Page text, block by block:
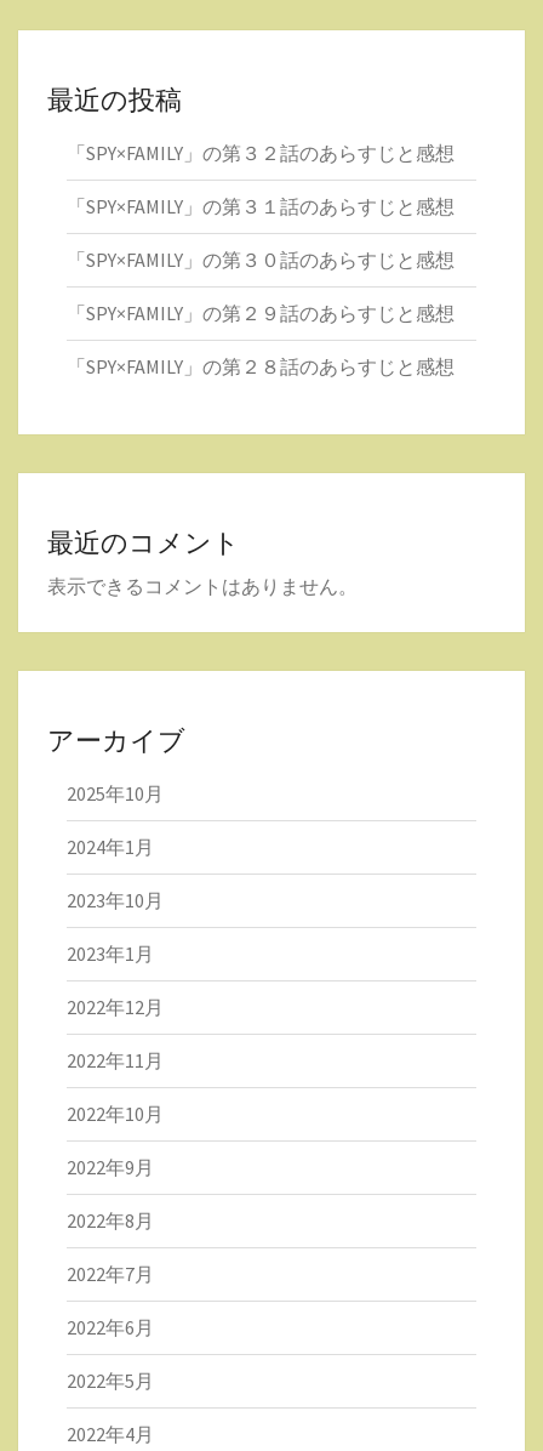
最近の投稿
「SPY×FAMILY」の第３２話のあらすじと感想
「SPY×FAMILY」の第３１話のあらすじと感想
「SPY×FAMILY」の第３０話のあらすじと感想
「SPY×FAMILY」の第２９話のあらすじと感想
「SPY×FAMILY」の第２８話のあらすじと感想
最近のコメント
表示できるコメントはありません。
アーカイブ
2025年10月
2024年1月
2023年10月
2023年1月
2022年12月
2022年11月
2022年10月
2022年9月
2022年8月
2022年7月
2022年6月
2022年5月
2022年4月